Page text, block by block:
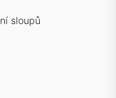
sloupů